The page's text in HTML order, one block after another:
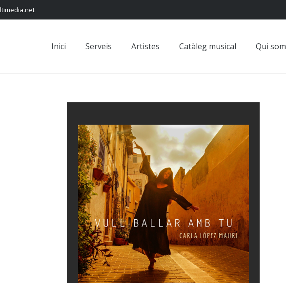
Inici Serveis Artistes Catàleg musical Qui som